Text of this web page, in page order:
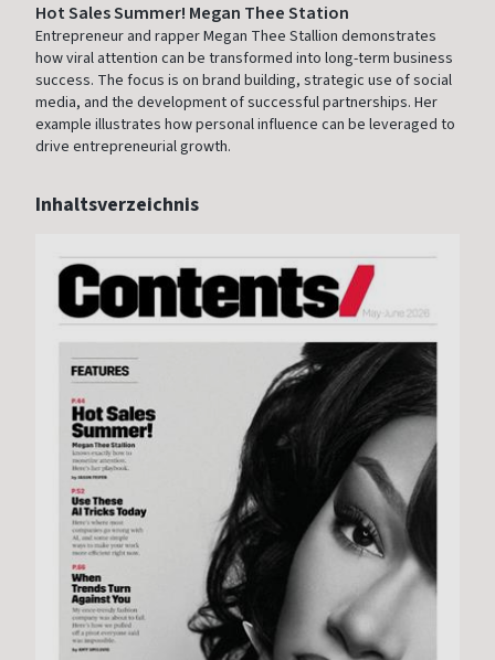
Hot Sales Summer! Megan Thee Station
Entrepreneur and rapper Megan Thee Stallion demonstrates
how viral attention can be transformed into long-term business
success. The focus is on brand building, strategic use of social
media, and the development of successful partnerships. Her
example illustrates how personal influence can be leveraged to
drive entrepreneurial growth.
Inhaltsverzeichnis